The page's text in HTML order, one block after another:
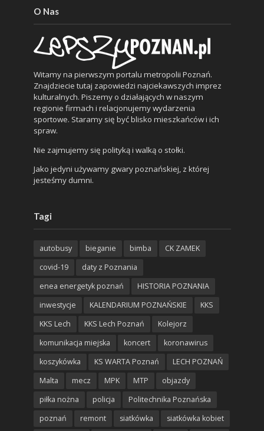
O Nas
Witamy na pierwszym portalu metropolii Poznań.
Znajdziecie tutaj zapowiedzi najciekawszych imprez
kulturalnych. Piszemy o działających w naszym
regionie firmach i relacjonujemy wydarzenia
sportowe. Staramy się być blisko mieszkańców i ich
spraw.
Nie zajmujemy się polityką i walką o stołki.
Jako jedyni używamy gwary poznańskiej, z której
jesteśmy dumni.
Tagi
autobusy bieganie bimba
CK ZAMEK
covid-19
daty z Poznania
enea energetyk poznań
HISTORIA POZNANIA
inwestycje
KALENDARIUM POZNAŃSKIE
KKS
KKS Lech
KKS Lech Poznań
Kolejorz
komunikacja miejska
koncert
koronawirus
koszykówka
KS WARTA Poznań
LECH POZNAŃ
Malta
mecz MPK MTP
objazdy
piłka nożna
policja
Politechnika Poznańska
poznań
remont siatkówka siatkówka kobiet